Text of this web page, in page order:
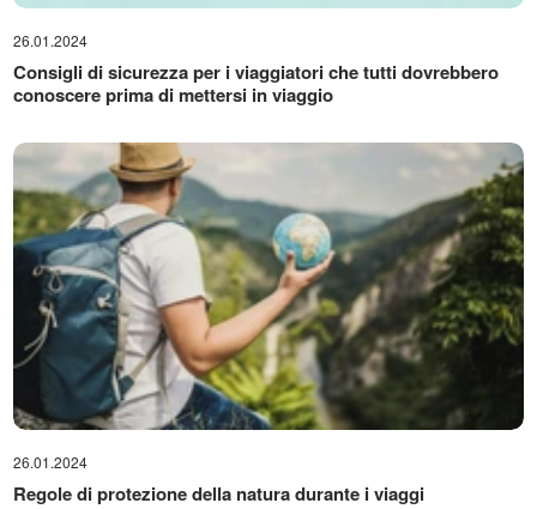
26.01.2024
Consigli di sicurezza per i viaggiatori che tutti dovrebbero
conoscere prima di mettersi in viaggio
26.01.2024
Regole di protezione della natura durante i viaggi